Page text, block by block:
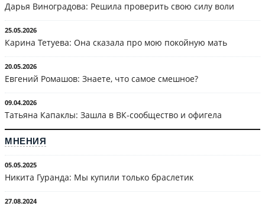
Дарья Виноградова: Решила проверить свою силу воли
25.05.2026
Карина Тетуева: Она сказала про мою покойную мать
20.05.2026
Евгений Ромашов: Знаете, что самое смешное?
09.04.2026
Татьяна Капаклы: Зашла в ВК-сообщество и офигела
МНЕНИЯ
05.05.2025
Никита Гуранда: Мы купили только браслетик
27.08.2024